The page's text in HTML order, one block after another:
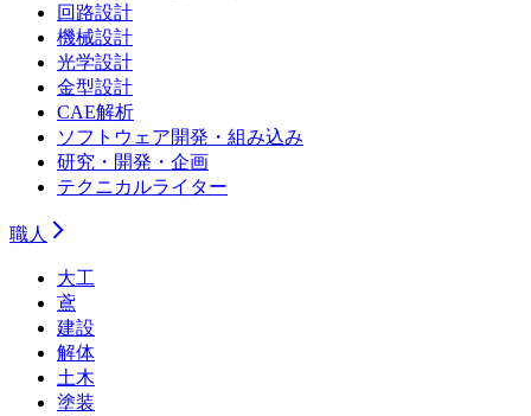
回路設計
機械設計
光学設計
金型設計
CAE解析
ソフトウェア開発・組み込み
研究・開発・企画
テクニカルライター
職人
大工
鳶
建設
解体
土木
塗装